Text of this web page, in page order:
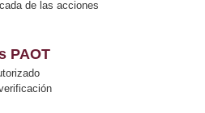
de las acciones
PAOT